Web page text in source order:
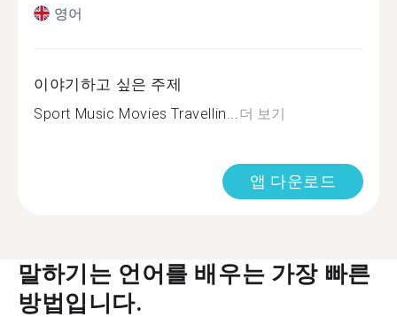
영어
이야기하고 싶은 주제
Sport Music Movies Travellin... 더 보기
앱 다운로드
말하기는 언어를 배우는 가장 빠른
방법입니다.